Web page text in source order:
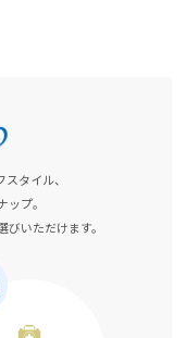
タイル、
プ。
いただけます。